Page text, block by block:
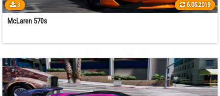
3 6.05.2019
McLaren 570s